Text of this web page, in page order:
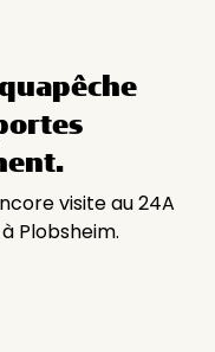
visite au 24A
Plobsheim.